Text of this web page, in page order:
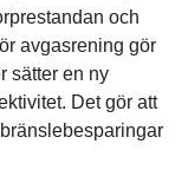
och
avgasrening gör
sätter en ny
Det gör att